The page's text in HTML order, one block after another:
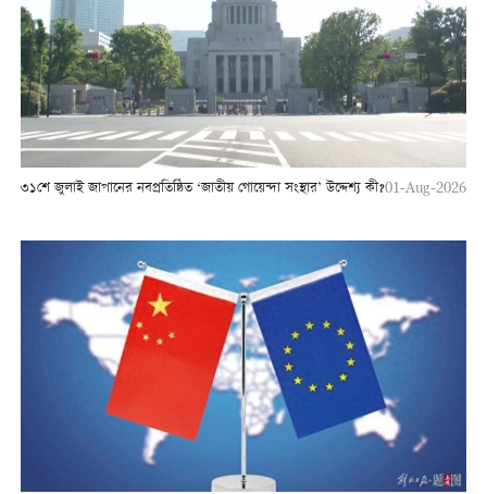
৩১শে জুলাই জাপানের নবপ্রতিষ্ঠিত ‘জাতীয় গোয়েন্দা সংস্থার’ উদ্দেশ্য কী?01-Aug-2026